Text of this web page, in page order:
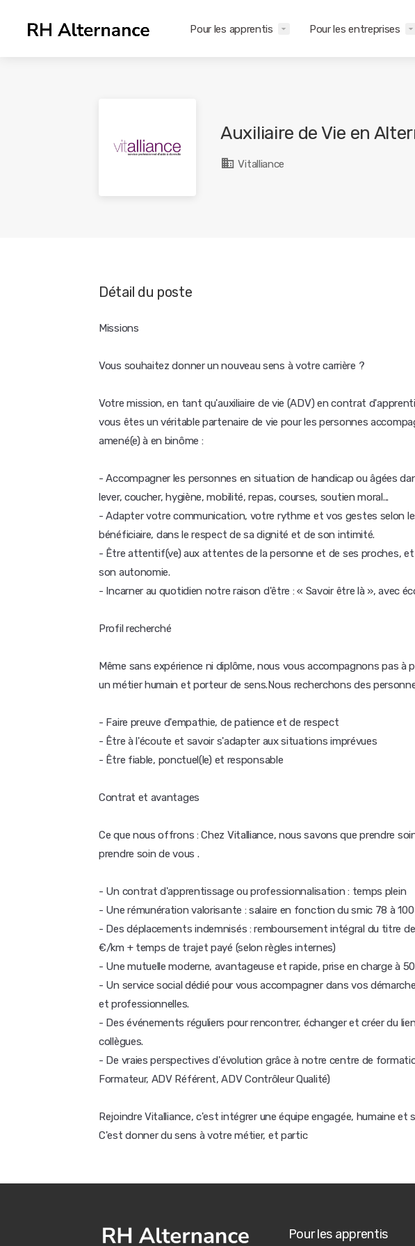
Pour les apprentis Pour les entreprises
Auxiliaire de Vie en
Vitalliance
Détail du poste
Missions
Vous souhaitez donner un nouveau sens à votre carrière ?
Votre mission, en tant qu'auxiliaire de vie (ADV) en contrat
vous êtes un véritable partenaire de vie pour les personnes
amené(e) à en binôme :
- Accompagner les personnes en situation de handicap ou âgées
lever, coucher, hygiène, mobilité, repas, courses, soutien moral...
- Adapter votre communication, votre rythme et vos gestes selon
bénéficiaire, dans le respect de sa dignité et de son intimité.
- Être attentif(ve) aux attentes de la personne et de ses proches,
son autonomie.
- Incarner au quotidien notre raison d'être : « Savoir être là », avec
Profil recherché
Même sans expérience ni diplôme, nous vous accompagnons pas à
un métier humain et porteur de sens.Nous recherchons des
- Faire preuve d'empathie, de patience et de respect
- Être à l'écoute et savoir s'adapter aux situations imprévues
- Être fiable, ponctuel(le) et responsable
Contrat et avantages
Ce que nous offrons : Chez Vitalliance, nous savons que prendre
prendre soin de vous .
- Un contrat d'apprentissage ou professionnalisation : temps plein
- Une rémunération valorisante : salaire en fonction du smic 78 à 100
- Des déplacements indemnisés : remboursement intégral du titre
€/km + temps de trajet payé (selon règles internes)
- Une mutuelle moderne, avantageuse et rapide, prise en charge à 50
- Un service social dédié pour vous accompagner dans vos
et professionnelles.
- Des événements réguliers pour rencontrer, échanger et créer du
collègues.
- De vraies perspectives d'évolution grâce à notre centre de
Formateur, ADV Référent, ADV Contrôleur Qualité)
Rejoindre Vitalliance, c'est intégrer une équipe engagée, humaine et
C'est donner du sens à votre métier, et partic
Pour les apprentis